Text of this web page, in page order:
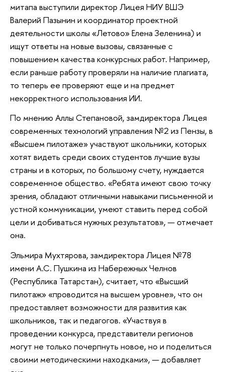
митапа выступили директор Лицея НИУ ВШЭ
Валерий Пазынин и координатор проектной
деятельности школы «Летово» Елена Зеленина) и
ищут ответы на новые вызовы, связанные с
повышением качества конкурсных работ. Например,
если раньше работу проверяли на наличие плагиата,
то теперь ее проверяют еще и на предмет
некорректного использования ИИ.
По мнению Аллы Степановой, замдиректора Лицея
современных технологий управления №2 из Пензы, в
«Высшем пилотаже» участвуют школьники, которых
хотят видеть среди своих студентов лучшие вузы
страны и в которых, по большому счету, нуждается
современное общество. «Ребята имеют свою точку
зрения, обладают отличными навыками письменной и
устной коммуникации, умеют ставить перед собой
цели и добиваться нужных результатов», — отмечает
она.
Эльмира Мухтярова, замдиректора Лицея №78
имени А.С. Пушкина из Набережных Челнов
(Республика Татарстан), считает, что «Высший
пилотаж» «проводится на высшем уровне», что он
предоставляет возможности для развития как
школьников, так и педагогов. «Участвуя в
проведении конкурса, представители регионов
могут не только почерпнуть новое, но и поделиться
своими методическими находками», — добавляет